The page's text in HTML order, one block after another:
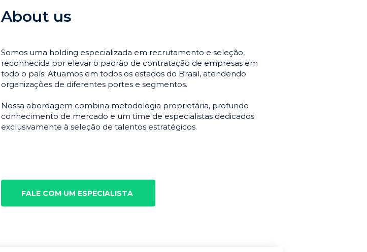
About us
Somos uma holding especializada em recrutamento e seleção,
reconhecida por elevar o padrão de contratação de empresas em
todo o país. Atuamos em todos os estados do Brasil, atendendo
organizações de diferentes portes e segmentos.
Nossa abordagem combina metodologia proprietária, profundo
conhecimento de mercado e um time de especialistas dedicados
exclusivamente à seleção de talentos estratégicos.
FALE COM UM ESPECIALISTA